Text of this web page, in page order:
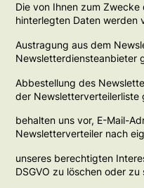
Die von Ihnen zum
hinterlegten Daten werden
Austragung aus dem
Newsletterdiensteanbieter
Abbestellung des
der Newsletterverteilerliste
behalten uns vor, E-Mail-
Newsletterverteiler nach
unseres berechtigten
DSGVO zu löschen oder zu